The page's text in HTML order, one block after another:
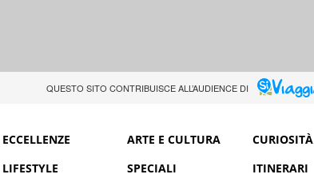
QUESTO SITO CONTRIBUISCE ALL’AUDIENCE DI
ECCELLENZE ARTE E CULTURA CURIOSITÀ
LIFESTYLE
SPECIALI ITINERARI